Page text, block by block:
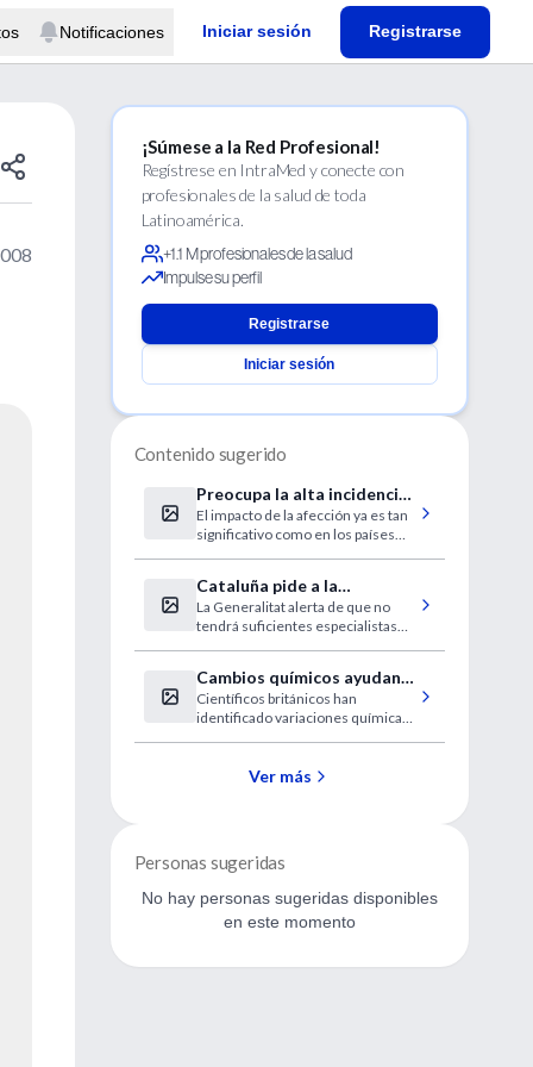
Notificaciones Iniciar sesión Registrarse
¡Súmese a la Red Profesional!
Regístrese en IntraMed y conecte con
profesionales de la salud de toda
Latinoamérica.
+1.1 M profesionales de la salud
Impulse su perfil
Registrarse
Iniciar sesión
Contenido sugerido
Preocupa la alta incidencia
del cáncer de colon en la
Argentina
El impacto de la afección ya es tan
significativo como en los países
Cataluña pide a la
desesperada médicos
extranjeros sin homologar
La Generalitat alerta de que no
tendrá suficientes especialistas
Cambios químicos ayudan a
detectar antes el cáncer de
colon
Científicos británicos han
identificado variaciones químicas
Ver más
Personas sugeridas
No hay personas sugeridas disponibles
en este momento